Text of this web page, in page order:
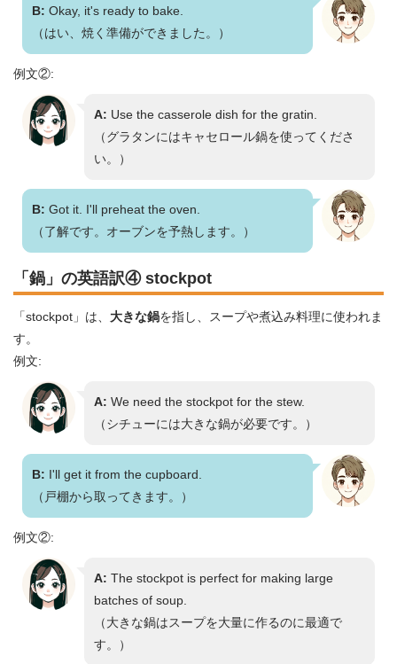
B: Okay, it's ready to bake.
（はい、焼く準備ができました。）
例文②:
A: Use the casserole dish for the gratin.
（グラタンにはキャセロール鍋を使ってくださ
い。）
B: Got it. I'll preheat the oven.
（了解です。オーブンを予熱します。）
「鍋」の英語訳④ stockpot
「stockpot」は、 大きな鍋を指し、スープや煮込み料理に使われま
す。
例文:
A: We need the stockpot for the stew.
（シチューには大きな鍋が必要です。）
B: I'll get it from the cupboard.
（戸棚から取ってきます。）
例文②:
A: The stockpot is perfect for making large
batches of soup.
（大きな鍋はスープを大量に作るのに最適で
す。）